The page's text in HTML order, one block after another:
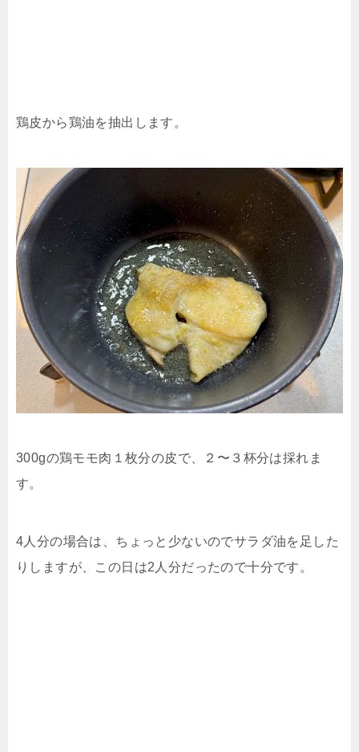
鶏皮から鶏油を抽出します。
300gの鶏モモ肉１枚分の皮で、２〜３杯分は採れま
す。
4人分の場合は、ちょっと少ないのでサラダ油を足した
りしますが、この日は2人分だったので十分です。